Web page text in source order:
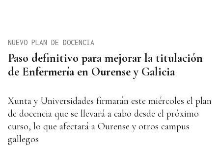
Paso definitivo para mejorar la titulación
de Enfermería en Ourense y Galicia
NUEVO PLAN DE DOCENCIA
Xunta y Universidades firmarán este miércoles el plan
de docencia que se llevará a cabo desde el próximo
curso, lo que afectará a Ourense y otros campus
gallegos